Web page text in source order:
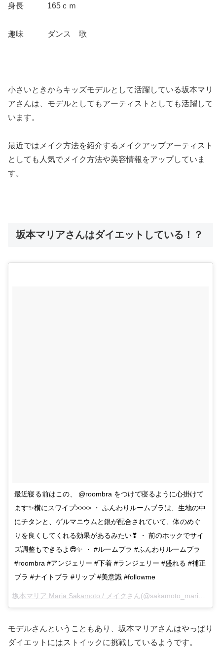
身長 165ｃｍ
趣味 ダンス 歌
小さいときからキッズモデルとして活躍している坂本マリ
アさんは、モデルとしてもアーティストとしても活躍して
います。
最近ではメイク方法を紹介するメイクアップアーティスト
としても人気でメイク方法や美容情報をアップしていま
す。
坂本マリアさんはダイエットしている！？
最近寝る前はこの、 @roombra をつけて寝るように心掛けて
ます✨横にスワイプ>>>> ・ ふんわりルームブラは、生地の中
にチタンと、ゲルマニウムと銀が配合されていて、体のめぐ
りを良くしてくれる効果があるみたい❣ ・ 前のホックでサイ
ズ調整もできるよ😎✨ ・ #ルームブラ #ふんわりルームブラ
#roombra #アンジェリー #下着 #ランジェリー #盛れる #補正
ブラ #ナイトブラ #リップ #美意識 #followme
坂本マリア Maria Sakamoto / メイク さん(@sakamoto_maria)がシェアした投稿 –
モデルさんということもあり、坂本マリアさんはやっぱり
ダイエットにはストイックに挑戦しているようです。